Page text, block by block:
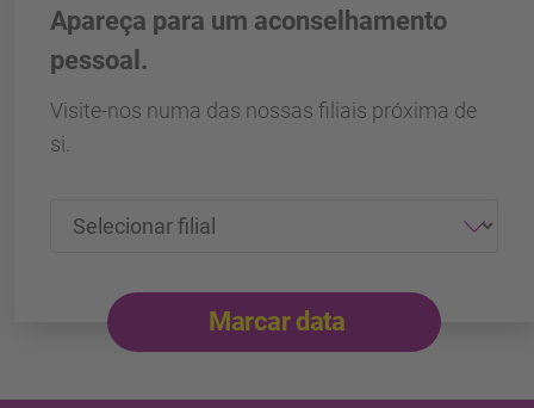
Apareça para um aconselhamento
pessoal.
Visite-nos numa das nossas filiais próxima de
si.
Marcar data